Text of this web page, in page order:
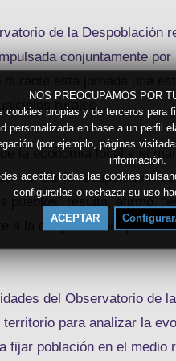
NOS PREOCUPAMOS POR
cookies propias y de terceros para
personalizada en base a un perfil
(por ejemplo, páginas
información.
aceptar todas las cookies
configurarlas o rechazar su uso
ACEPTAR
de la Despoblación
conjuntamente por
esta jornada una
rurales.
la economía local y el
la recuperación
resulta, afirmó,
la despoblación que
del Observatorio de
para analizar la
fijar población en el medio